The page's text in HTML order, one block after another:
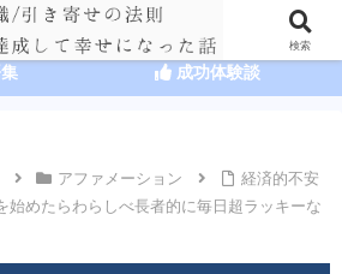
潜在意識の達人まとめ
成功体験談
アファメーション
経済的不安
始めたらわらしべ長者的に毎日超ラッキーな
検索